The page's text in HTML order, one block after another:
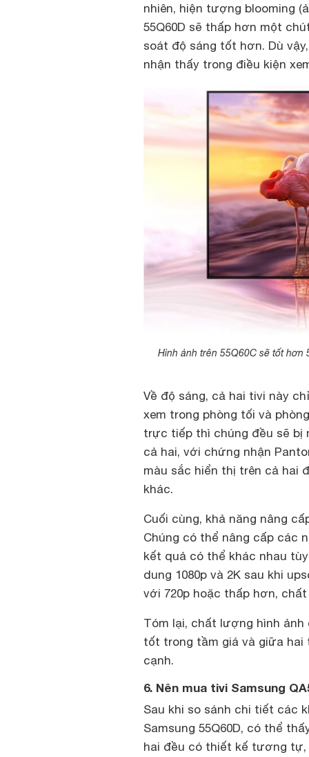
nhiên, hiện tượng blooming
55Q60D sẽ thấp hơn một
soát độ sáng tốt hơn. Dù
nhận thấy trong điều kiện
Hình ảnh trên 55Q60C sẽ tốt hơn
Về độ sáng, cả hai tivi này
xem trong phòng tối và
trực tiếp thì chúng đều sẽ bị
cả hai, với chứng nhận
màu sắc hiển thị trên cả hai
khác.
Cuối cùng, khả năng nâng
Chúng có thể nâng cấp các
kết quả có thể khác nhau
dung 1080p và 2K sau khi
với 720p hoặc thấp hơn,
Tóm lại, chất lượng hình ảnh
tốt trong tầm giá và giữa hai
cạnh.
6. Nên mua tivi Samsung
Sau khi so sánh chi tiết các
Samsung 55Q60D, có thể
hai đều có thiết kế tương tự,